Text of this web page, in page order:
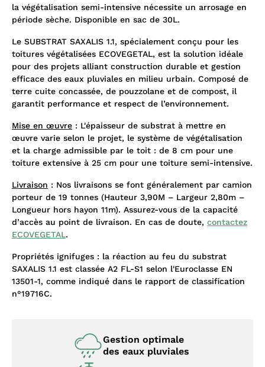
la végétalisation semi-intensive nécessite un arrosage en
période sèche. Disponible en sac de 30L.
Le SUBSTRAT SAXALIS 1.1, spécialement conçu pour les
toitures végétalisées ECOVEGETAL, est la solution idéale
pour des projets alliant construction durable et gestion
efficace des eaux pluviales en milieu urbain. Composé de
terre cuite concassée, de pouzzolane et de compost, il
garantit performance et respect de l’environnement.
Mise en œuvre : L'épaisseur de substrat à mettre en
œuvre varie selon le projet, le système de végétalisation
et la charge admissible par le toit : de 8 cm pour une
toiture extensive à 25 cm pour une toiture semi-intensive.
Livraison : Nos livraisons se font généralement par camion
porteur de 19 tonnes (Hauteur 3,90M – Largeur 2,80m –
Longueur hors hayon 11m). Assurez-vous de la capacité
d’accès au point de livraison. En cas de doute, contactez
ECOVEGETAL.
Propriétés ignifuges : la réaction au feu du substrat
SAXALIS 1.1 est classée A2 FL-S1 selon l'Euroclasse EN
13501-1, comme indiqué dans le rapport de classification
n°19716C.
Gestion optimale
des eaux pluviales